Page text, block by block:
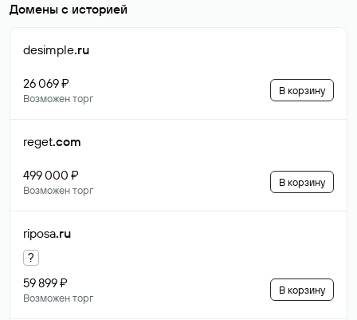
Домены с историей
desimple.ru
26 069 ₽
Возможен торг
В корзину
reget.com
499 000 ₽
Возможен торг
В корзину
riposa.ru
?
59 899 ₽
Возможен торг
В корзину